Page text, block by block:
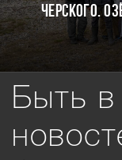
Черского.
Быть в